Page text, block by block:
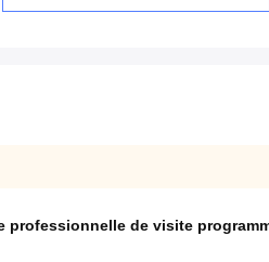
professionnelle de visite